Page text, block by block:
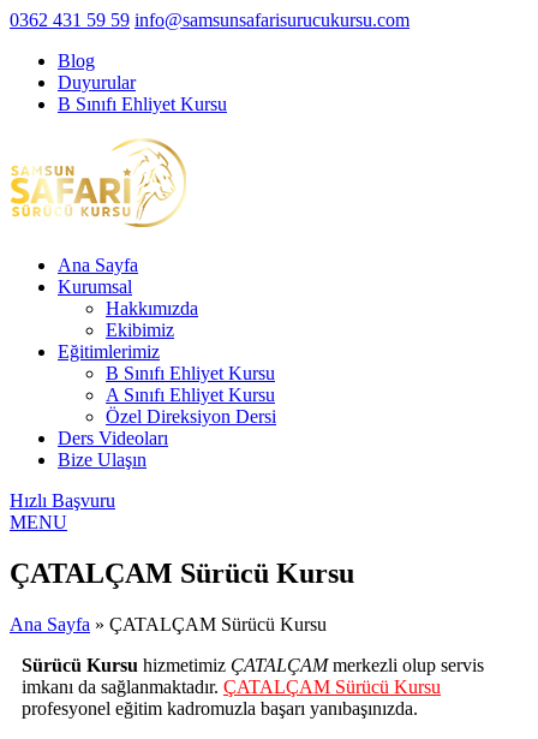
0362 431 59 59 info@samsunsafarisurucukursu.com
Blog
Duyurular
B Sınıfı Ehliyet Kursu
Ana Sayfa
Kurumsal
Hakkımızda
Ekibimiz
Eğitimlerimiz
B Sınıfı Ehliyet Kursu
A Sınıfı Ehliyet Kursu
Özel Direksiyon Dersi
Ders Videoları
Bize Ulaşın
Hızlı Başvuru
MENU
ÇATALÇAM Sürücü Kursu
Ana Sayfa » ÇATALÇAM Sürücü Kursu
Sürücü Kursu hizmetimiz ÇATALÇAMmerkezli olup servis
imkanı da sağlanmaktadır. ÇATALÇAM Sürücü Kursu
profesyonel eğitim kadromuzla başarı yanıbaşınızda.